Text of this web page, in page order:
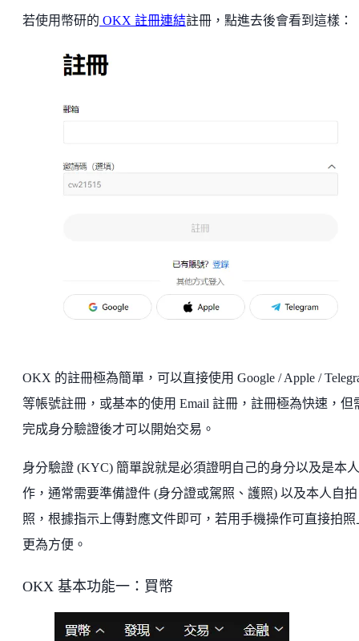
若使用幣研的 OKX 註冊連結註冊，點進去後會看到這樣：
OKX 的註冊極為簡單，可以直接使用 Google / Apple /
等帳號註冊，或基本的使用 Email 註冊，註冊極為快速，但
完成身分驗證後才可以開始交易。
身分驗證 (KYC) 簡單說就是必須證明自己的身分以及是本
作，通常需要準備證件 (身分證或駕照、護照) 以及本人自拍
照，根據指示上傳對應文件即可，若用手機操作可直接拍照
更為方便。
OKX 基本功能一：買幣